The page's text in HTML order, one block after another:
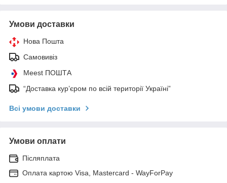
Умови доставки
Нова Пошта
Самовивіз
Meest ПОШТА
“Доставка кур’єром по всій території Україні”
Всі умови доставки
Умови оплати
Післяплата
Оплата картою Visa, Mastercard - WayForPay